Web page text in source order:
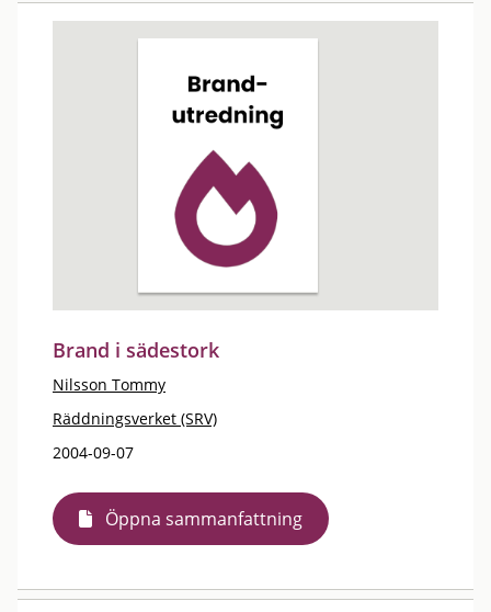
Brand i sädestork
Nilsson Tommy
Räddningsverket (SRV)
2004-09-07
Öppna sammanfattning